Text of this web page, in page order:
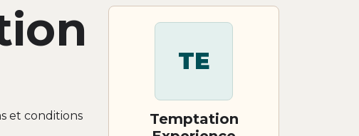
et conditions
TE
Temptation